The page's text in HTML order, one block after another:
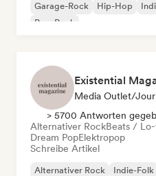
Garage-Rock
Hip-Hop
Pop-Rock
Existential
Media Outlet/
> 5700 Antworten
Alternativer RockBeats /
Dream PopElektropop
Schreibe Artikel
Alternativer Rock Indie-Folk